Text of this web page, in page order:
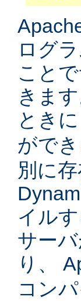
ログ
こと
きま
ときに
がで
別に
イル
サー
り、
コン